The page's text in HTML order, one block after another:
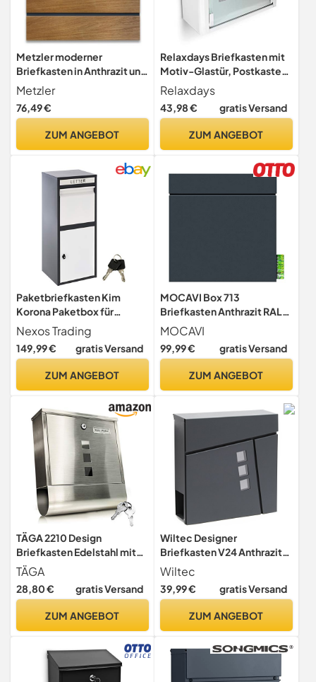
Metzler moderner
Briefkasten in Anthrazit und
Holzoptik,
Wandbriefkasten mit
Zeitungsfach, Postkasten
Metzler
76,49 €
ZUM ANGEBOT
Relaxdays Briefkasten mit
Motiv-Glastür, Postkasten
Edelstahl, abschließbar,
HBT: ca. 30,5 x 35,5 x 14
cm, silber / grau
Relaxdays
43,98 € gratis Versand
ZUM ANGEBOT
Paketbriefkasten Kim
Korona Paketbox für
Pakete Päckchen
Warensendungen und
Briefe mit Paketsafe
Nexos Trading
149,99 € gratis Versand
ZUM ANGEBOT
MOCAVI Box 713
Briefkasten Anthrazit RAL
7016 matt – wetterfest,
rostfrei, mit Zeitungsbox
10L
MOCAVI
99,99 € gratis Versand
ZUM ANGEBOT
TÄGA 2210 Design
Briefkasten Edelstahl mit
Zeitungsfach I 3
Sichtfenster I Platz für
Namensschild I
inkl. I einfacher Anbau inkl.
TÄGA
28,80 € gratis Versand
ZUM ANGEBOT
Wiltec Designer
Briefkasten V24 Anthrazit
370 x 105 x 370 mm,
Wandbriefkasten mit
Schloss, Sichtfenstern und
aus pulverbeschichtetem
Wiltec
39,99 € gratis Versand
ZUM ANGEBOT